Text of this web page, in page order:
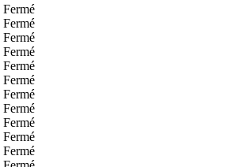
Fermé
Fermé
Fermé
Fermé
Fermé
Fermé
Fermé
Fermé
Fermé
Fermé
Fermé